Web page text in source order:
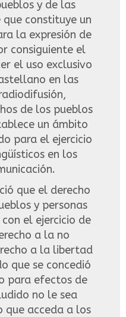
y de las
que constituye un
la expresión de
consiguiente el
el uso exclusivo
en las
de los pueblos
un ámbito
para el ejercicio
en los
que el derecho
y personas
el ejercicio de
a la no
a la libertad
que se concedió
para efectos de
no le sea
que acceda a los